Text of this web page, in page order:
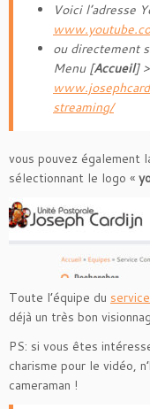
Voici l’adresse
ou directement
Menu [Accueil]
streaming/
vous pouvez également
sélectionnant le logo «
Toute l’équipe du
déjà un très bon
PS: si vous êtes
charisme pour le vidéo,
cameraman !